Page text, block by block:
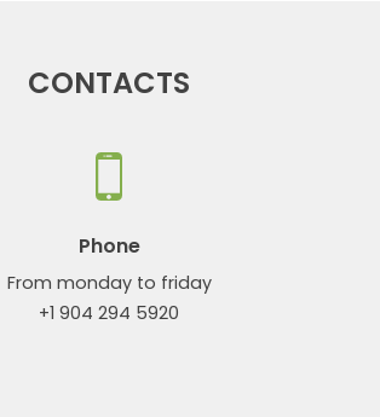
CONTACTS
Phone
From monday to friday
+1 904 294 5920